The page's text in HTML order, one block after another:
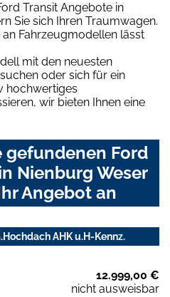
Transit Angebote in
Sie sich Ihren Traumwagen.
Fahrzeugmodellen lässt
mit den neuesten
oder sich für ein
hochwertiges
wir bieten Ihnen eine
gefundenen Ford
Nienburg Weser
Angebot an
AHK u.H-Kennz.
12.999,00 €
nicht ausweisbar